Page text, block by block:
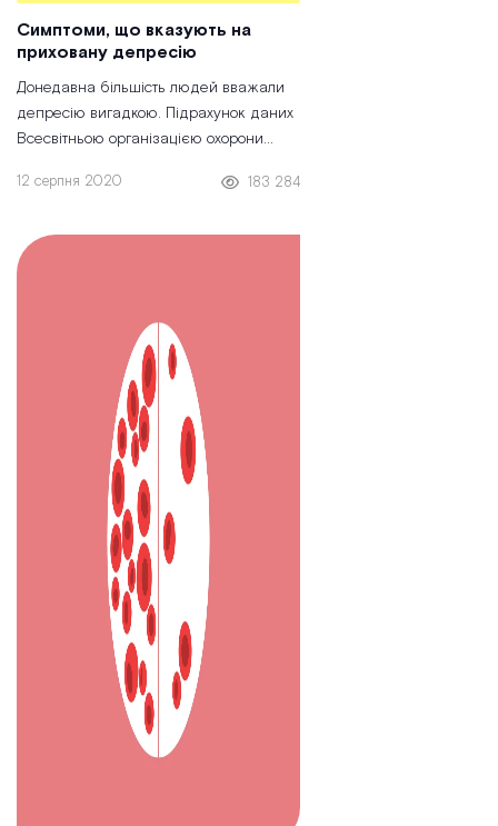
Симптоми, що вказують на
приховану депресію
Донедавна більшість людей вважали
депресію вигадкою. Підрахунок даних
Всесвітньою організацією охорони
12 серпня 2020 183 284